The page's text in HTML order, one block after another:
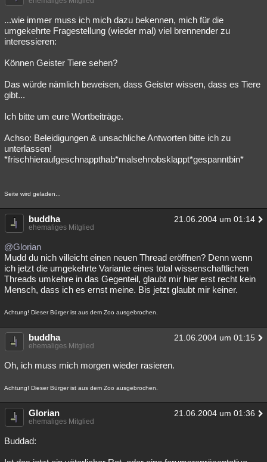
...wie immer muss ich mich dazu bekennen, mich für die
umgekehrte Fragestellung (wieder mal) viel brennender zu
interessieren:
Können Geister Tiere sehen?
Das würde nämlich beweisen, dass Geister wissen, dass es Tiere
gibt...
Ich bitte um eure Wortbeiträge.
Achso: Beleidigungen & unsachliche Antworten bitte ich zu
unterlassen!
*frischhieraufgeschnappthab*malsehnobsklappt*gespanntbin*
Seite wird geladen...
buddha 21.06.2004 um 01:14
ehemaliges Mitglied
@Glorian
Mudd du nich villeicht einen neuen Thread eröffnen? Denn wenn
ich jetzt die umgekehrte Variante eines total wissenschaftlichen
Threads umkehre in das Gegenteil, glaubt mir hier erst recht kein
Mensch, dass ich es ernst meine. Bis jetzt glaubt mir keiner.
Achtung! Dieser Bürger ist aus dem Zoo ausgebrochen.
buddha 21.06.2004 um 01:15
ehemaliges Mitglied
Oh, ich muss mich morgen wieder rasieren.
Achtung! Dieser Bürger ist aus dem Zoo ausgebrochen.
Glorian 21.06.2004 um 01:36
ehemaliges Mitglied
Buddad: